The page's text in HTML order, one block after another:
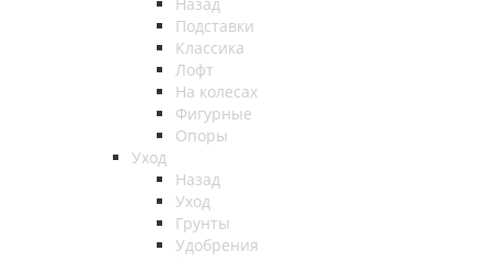
Подставки
Классика
Лофт
На колесах
Фигурные
Опоры
Уход
Назад
Уход
Грунты
Удобрения